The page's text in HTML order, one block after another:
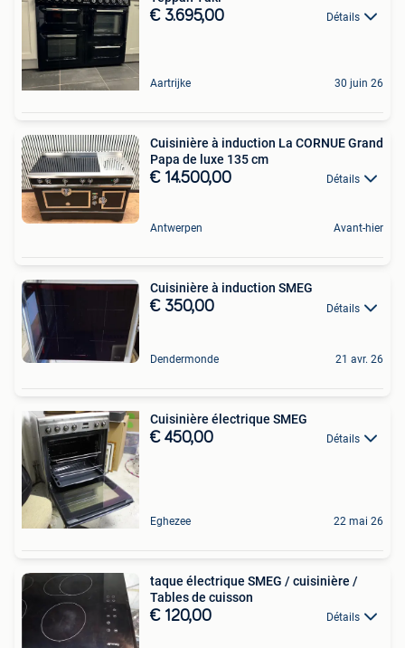
€ 3.695,00 Détails
Aartrijke 30 juin 26
Cuisinière à induction La CORNUE Grand
Papa de luxe 135 cm
€ 14.500,00 Détails
Antwerpen Avant-hier
Cuisinière à induction SMEG
€ 350,00 Détails
Dendermonde 21 avr. 26
Cuisinière électrique SMEG
€ 450,00 Détails
Eghezee 22 mai 26
taque électrique SMEG / cuisinière /
Tables de cuisson
€ 120,00 Détails